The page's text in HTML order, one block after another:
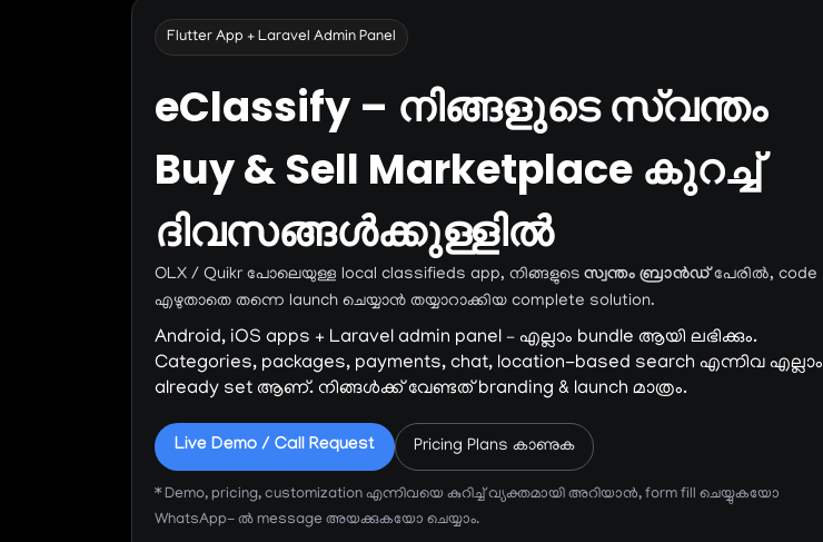
Flutter App + Laravel Admin Panel
eClassify – നിങ്ങളുടെ സ്വന്തം
Buy & Sell Marketplace കുറച്ച്
ദിവസങ്ങൾക്കുള്ളിൽ
OLX / Quikr പോലെയുള്ള local classifieds app, നിങ്ങളുടെ സ്വന്തം ബ്രാൻഡ്പേരിൽ, code
എഴുതാതെ തന്നെ launch ചെയ്യാൻ തയ്യാറാക്കിയ complete solution.
Android, iOS apps + Laravel admin panel – എല്ലാം bundle ആയി ലഭിക്കും.
Categories, packages, payments, chat, location-based search എന്നിവ എല്ലാം
already set ആണ്. നിങ്ങൾക്ക് വേണ്ടത് branding & launch മാത്രം.
Live Demo / Call Request Pricing Plans കാണുക
* Demo, pricing, customization എന്നിവയെ കുറിച്ച്‌ വ്യക്തമായി അറിയാൻ, form fill ചെയ്യുകയോ
WhatsApp- ൽ message അയക്കുകയോ ചെയ്യാം.